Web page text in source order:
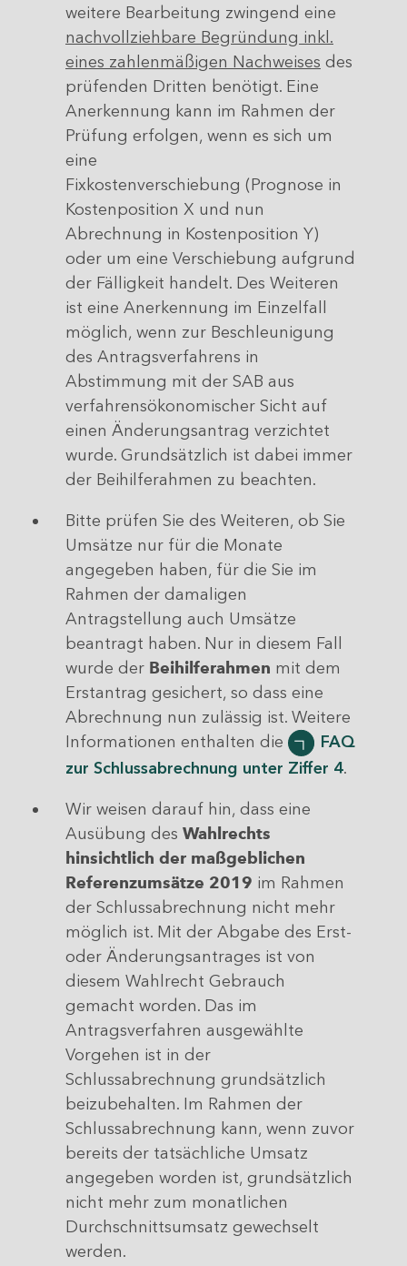
weitere Bearbeitung zwingend eine
nachvollziehbare Begründung inkl.
eines zahlenmäßigen Nachweises des
prüfenden Dritten benötigt. Eine
Anerkennung kann im Rahmen der
Prüfung erfolgen, wenn es sich um
eine
Fixkostenverschiebung (Prognose in
Kostenposition X und nun
Abrechnung in Kostenposition Y)
oder um eine Verschiebung aufgrund
der Fälligkeit handelt. Des Weiteren
ist eine Anerkennung im Einzelfall
möglich, wenn zur Beschleunigung
des Antragsverfahrens in
Abstimmung mit der SAB aus
verfahrensökonomischer Sicht auf
einen Änderungsantrag verzichtet
wurde. Grundsätzlich ist dabei immer
der Beihilferahmen zu beachten.
Bitte prüfen Sie des Weiteren, ob Sie
Umsätze nur für die Monate
angegeben haben, für die Sie im
Rahmen der damaligen
Antragstellung auch Umsätze
beantragt haben. Nur in diesem Fall
wurde der Beihilferahmen mit dem
Erstantrag gesichert, so dass eine
Abrechnung nun zulässig ist. Weitere
Informationen enthalten die
FAQ
zur Schlussabrechnung unter Ziffer 4.
Wir weisen darauf hin, dass eine
Ausübung des Wahlrechts
hinsichtlich der maßgeblichen
Referenzumsätze 2019 im Rahmen
der Schlussabrechnung nicht mehr
möglich ist. Mit der Abgabe des Erst-
oder Änderungsantrages ist von
diesem Wahlrecht Gebrauch
gemacht worden. Das im
Antragsverfahren ausgewählte
Vorgehen ist in der
Schlussabrechnung grundsätzlich
beizubehalten. Im Rahmen der
Schlussabrechnung kann, wenn zuvor
bereits der tatsächliche Umsatz
angegeben worden ist, grundsätzlich
nicht mehr zum monatlichen
Durchschnittsumsatz gewechselt
werden.